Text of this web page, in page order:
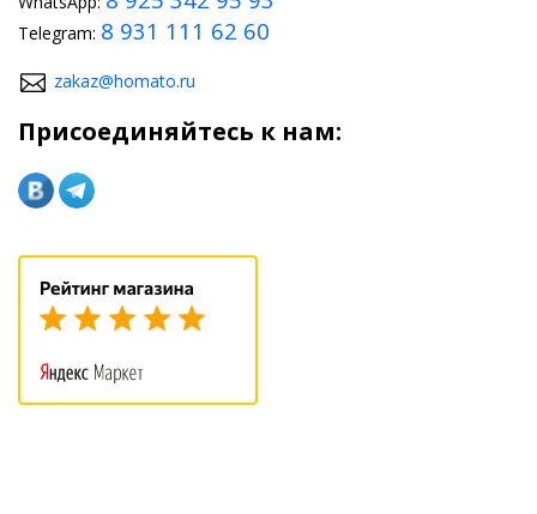
Telegram: 8 931 111 62 60
zakaz@homato.ru
Присоединяйтесь к нам: